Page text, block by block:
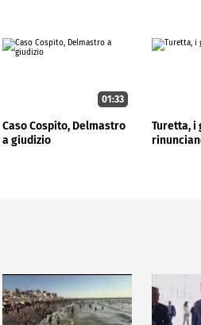
01:33
Caso Cospito, Delmastro
a giudizio
Turetta, i